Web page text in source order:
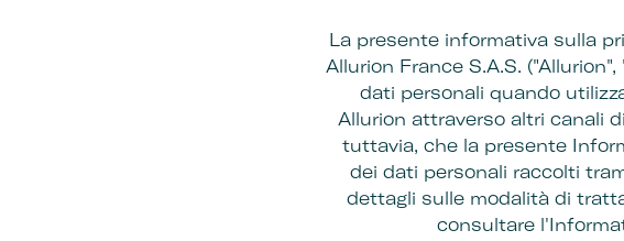
La presente informativa sulla
Allurion France S.A.S.
dati personali quando
Allurion attraverso altri canali
tuttavia, che la presente
dei dati personali raccolti
dettagli sulle modalità di
consultare